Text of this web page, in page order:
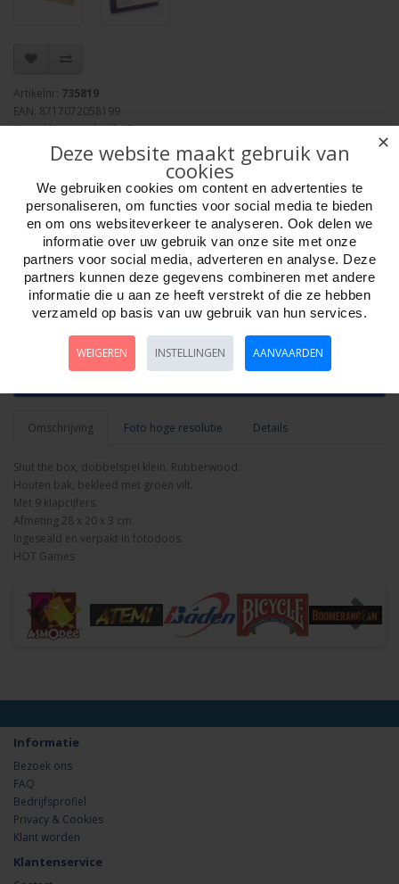
Artikelnr: 735819
EAN: 8717072058199
Verpakkingseenheid: 12
Minimum afname: 1
HOT Games
Adviesprijs: 10.99
Aantal
Omschrijving Foto hoge resolutie Details
Shut the box, dobbelspel klein. Rubberwood.
Houten bak, bekleed met groen vilt.
Met 9 klapcijfers.
Afmeting 28 x 20 x 3 cm.
Ingeseald en verpakt in fotodoos.
HOT Games
Informatie
Bezoek ons
FAQ
Bedrijfsprofiel
Privacy & Cookies
Klant worden
Klantenservice
✕
Deze website maakt gebruik van
cookies
We gebruiken cookies om content en advertenties te
personaliseren, om functies voor social media te bieden
en om ons websiteverkeer te analyseren. Ook delen we
informatie over uw gebruik van onze site met onze
partners voor social media, adverteren en analyse. Deze
partners kunnen deze gegevens combineren met andere
informatie die u aan ze heeft verstrekt of die ze hebben
verzameld op basis van uw gebruik van hun services.
WEIGEREN INSTELLINGEN AANVAARDEN